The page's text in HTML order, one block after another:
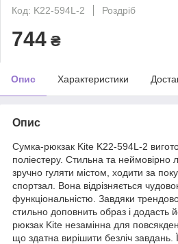
Код: K22-594L-2
Роздріб
744 ₴
Опис Характеристики
Опис
Сумка-рюкзак Kite K22-594L-2
поліестеру. Стильна та неймовірно
зручно гуляти містом, ходити за
спортзал. Вона відрізняється
функціональністю. Завдяки
стильно доповнить образ і додасть
рюкзак Kite незамінна для
що здатна вирішити безліч завдань.